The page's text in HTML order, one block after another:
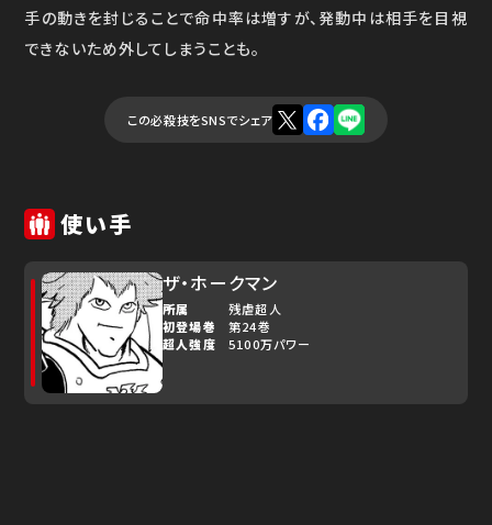
手の動きを封じることで命中率は増すが、発動中は相手を目視
できないため外してしまうことも。
この必殺技をSNSでシェア
使い手
ザ・ホークマン
所属
残虐超人
初登場巻
第24巻
超人強度
5100万パワー